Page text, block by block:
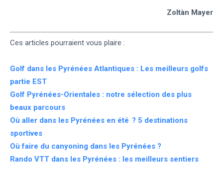
Zoltàn Mayer
Ces articles pourraient vous plaire :
Golf dans les Pyrénées Atlantiques : Les meilleurs golfs
partie EST
Golf Pyrénées-Orientales : notre sélection des plus
beaux parcours
Où aller dans les Pyrénées en été ? 5 destinations
sportives
Où faire du canyoning dans les Pyrénées ?
Rando VTT dans les Pyrénées : les meilleurs sentiers